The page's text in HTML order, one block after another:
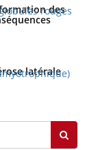
des
latérale